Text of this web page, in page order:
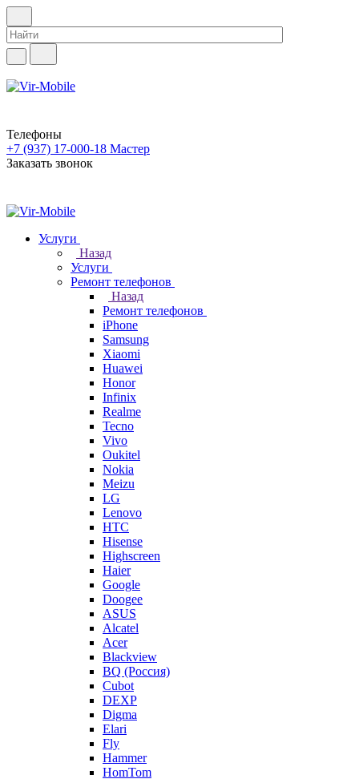
Телефоны
+7 (937) 17-000-18 Мастер
Заказать звонок
Услуги
Назад
Услуги
Ремонт телефонов
Назад
Ремонт телефонов
iPhone
Samsung
Xiaomi
Huawei
Honor
Infinix
Realme
Tecno
Vivo
Oukitel
Nokia
Meizu
LG
Lenovo
HTC
Hisense
Highscreen
Haier
Google
Doogee
ASUS
Alcatel
Acer
Blackview
BQ (Россия)
Cubot
DEXP
Digma
Elari
Fly
Hammer
HomTom